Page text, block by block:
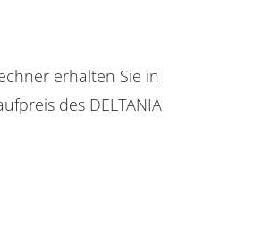
erhalten Sie in
des DELTANIA